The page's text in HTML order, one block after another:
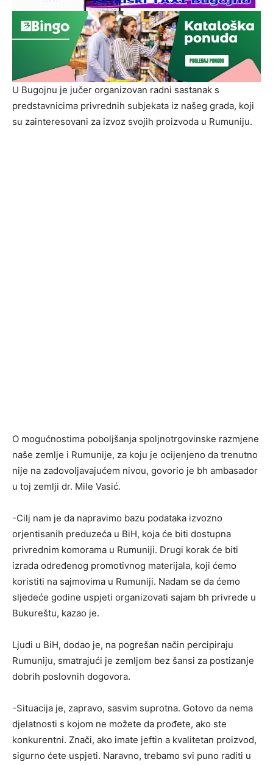
U Bugojnu je jučer organizovan radni sastanak s
predstavnicima privrednih subjekata iz našeg grada, koji
su zainteresovani za izvoz svojih proizvoda u Rumuniju.
O mogućnostima poboljšanja spoljnotrgovinske razmjene
naše zemlje i Rumunije, za koju je ocijenjeno da trenutno
nije na zadovoljavajućem nivou, govorio je bh ambasador
u toj zemlji dr. Mile Vasić.
-Cilj nam je da napravimo bazu podataka izvozno
orjentisanih preduzeća u BiH, koja će biti dostupna
privrednim komorama u Rumuniji. Drugi korak će biti
izrada određenog promotivnog materijala, koji ćemo
koristiti na sajmovima u Rumuniji. Nadam se da ćemo
sljedeće godine uspjeti organizovati sajam bh privrede u
Bukureštu, kazao je.
Ljudi u BiH, dodao je, na pogrešan način percipiraju
Rumuniju, smatrajući je zemljom bez šansi za postizanje
dobrih poslovnih dogovora.
-Situacija je, zapravo, sasvim suprotna. Gotovo da nema
djelatnosti s kojom ne možete da prođete, ako ste
konkurentni. Znači, ako imate jeftin a kvalitetan proizvod,
sigurno ćete uspjeti. Naravno, trebamo svi puno raditi u